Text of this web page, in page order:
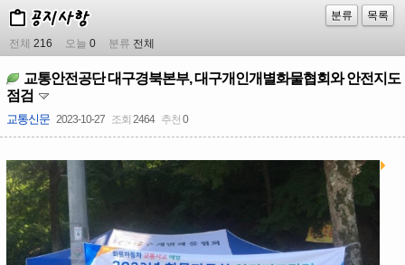
분류 목록
전체 216 오늘 0 분류 전체
교통안전공단 대구경북본부, 대구개인개별화물협회와 안전지도
점검
교통신문 2023-10-27 조회 2464 추천 0